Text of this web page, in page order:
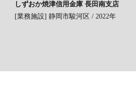
しずおか焼津信用金庫 長田南支店
[業務施設] 静岡市駿河区 / 2022年